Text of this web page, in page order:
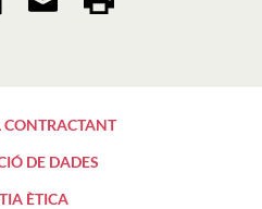
CONTRACTANT
DE DADES
ÈTICA